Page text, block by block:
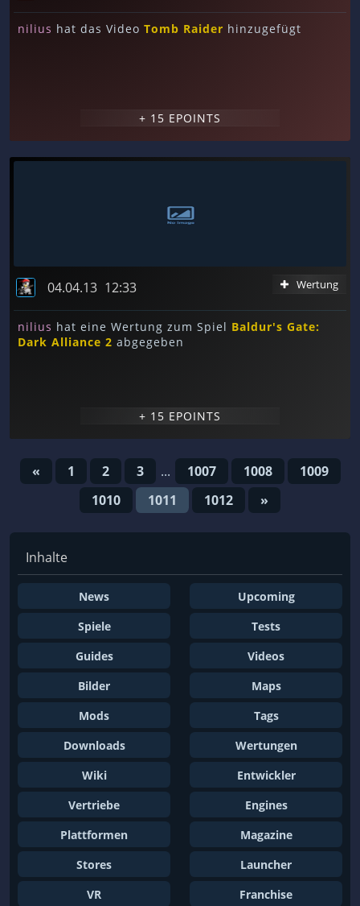
nilius hat das Video Tomb Raider hinzugefügt
+ 15 EPOINTS
Wertung
04.04.13 12:33
nilius hat eine Wertung zum Spiel Baldur's Gate:
Dark Alliance 2 abgegeben
+ 15 EPOINTS
« 1 2 3 ... 1007 1008
1009
1010
1011 1012 »
Inhalte
News
Upcoming
Spiele
Tests
Guides
Videos
Bilder
Maps
Mods
Tags
Downloads
Wertungen
Wiki
Entwickler
Vertriebe
Engines
Plattformen
Magazine
Stores
Launcher
VR
Franchise